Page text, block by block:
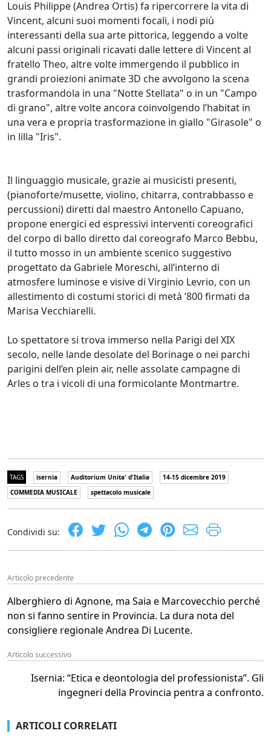
Louis Philippe (Andrea Ortis) fa ripercorrere la vita di
Vincent, alcuni suoi momenti focali, i nodi più
interessanti della sua arte pittorica, leggendo a volte
alcuni passi originali ricavati dalle lettere di Vincent al
fratello Theo, altre volte immergendo il pubblico in
grandi proiezioni animate 3D che avvolgono la scena
trasformandola in una "Notte Stellata" o in un "Campo
di grano", altre volte ancora coinvolgendo l’habitat in
una vera e propria trasformazione in giallo "Girasole" o
in lilla "Iris".
Il linguaggio musicale, grazie ai musicisti presenti,
(pianoforte/musette, violino, chitarra, contrabbasso e
percussioni) diretti dal maestro Antonello Capuano,
propone energici ed espressivi interventi coreografici
del corpo di ballo diretto dal coreografo Marco Bebbu,
il tutto mosso in un ambiente scenico suggestivo
progettato da Gabriele Moreschi, all’interno di
atmosfere luminose e visive di Virginio Levrio, con un
allestimento di costumi storici di metà ’800 firmati da
Marisa Vecchiarelli.
Lo spettatore si trova immerso nella Parigi del XIX
secolo, nelle lande desolate del Borinage o nei parchi
parigini dell’en plein air, nelle assolate campagne di
Arles o tra i vicoli di una formicolante Montmartre.
TAGS isernia Auditorium Unita' d'Italia
14-15 dicembre 2019
COMMEDIA MUSICALE
spettacolo musicale
Condividi su:
Articolo precedente
Alberghiero di Agnone, ma Saia e Marcovecchio perché
non si fanno sentire in Provincia. La dura nota del
consigliere regionale Andrea Di Lucente.
Articolo successivo
Isernia: “Etica e deontologia del professionista”. Gli
ingegneri della Provincia pentra a confronto.
ARTICOLI CORRELATI